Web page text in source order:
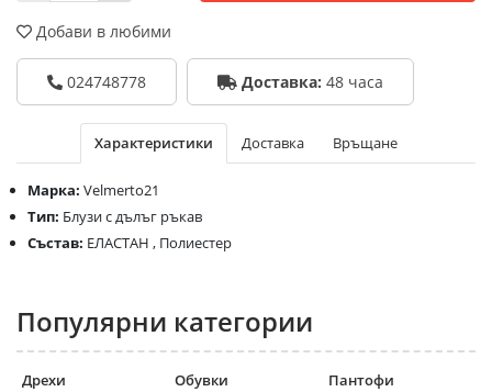
Добави в любими
024748778 Доставка: 48 часа
Характеристики Доставка Връщане
Марка: Velmerto21
Тип: Блузи с дълъг ръкав
Състав: ЕЛАСТАН , Полиестер
Популярни категории
Дрехи Обувки
Пантофи